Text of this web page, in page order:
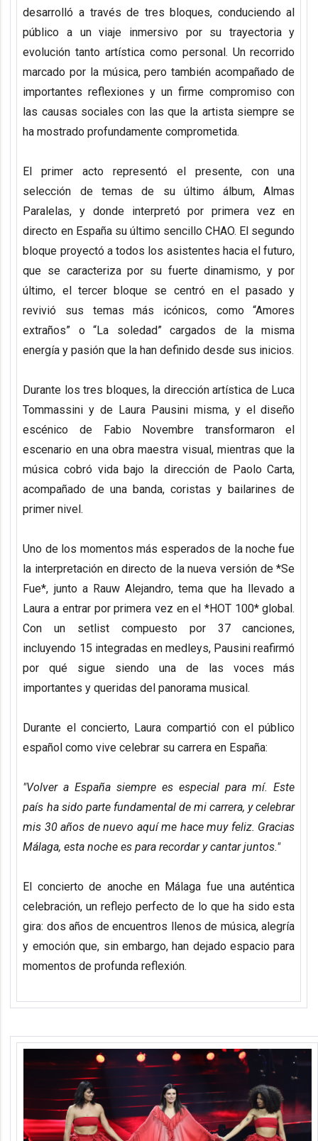
desarrolló a través de tres bloques, conduciendo al
público a un viaje inmersivo por su trayectoria y
evolución tanto artística como personal. Un recorrido
marcado por la música, pero también acompañado de
importantes reflexiones y un firme compromiso con
las causas sociales con las que la artista siempre se
ha mostrado profundamente comprometida.
El primer acto representó el presente, con una
selección de temas de su último álbum, Almas
Paralelas, y donde interpretó por primera vez en
directo en España su último sencillo CHAO. El segundo
bloque proyectó a todos los asistentes hacia el futuro,
que se caracteriza por su fuerte dinamismo, y por
último, el tercer bloque se centró en el pasado y
revivió sus temas más icónicos, como “Amores
extraños” o “La soledad” cargados de la misma
energía y pasión que la han definido desde sus inicios.
Durante los tres bloques, la dirección artística de Luca
Tommassini y de Laura Pausini misma, y el diseño
escénico de Fabio Novembre transformaron el
escenario en una obra maestra visual, mientras que la
música cobró vida bajo la dirección de Paolo Carta,
acompañado de una banda, coristas y bailarines de
primer nivel.
Uno de los momentos más esperados de la noche fue
la interpretación en directo de la nueva versión de *Se
Fue*, junto a Rauw Alejandro, tema que ha llevado a
Laura a entrar por primera vez en el *HOT 100* global.
Con un setlist compuesto por 37 canciones,
incluyendo 15 integradas en medleys, Pausini reafirmó
por qué sigue siendo una de las voces más
importantes y queridas del panorama musical.
Durante el concierto, Laura compartió con el público
español como vive celebrar su carrera en España:
"Volver a España siempre es especial para mí. Este
país ha sido parte fundamental de mi carrera, y celebrar
mis 30 años de nuevo aquí me hace muy feliz. Gracias
Málaga, esta noche es para recordar y cantar juntos."
El concierto de anoche en Málaga fue una auténtica
celebración, un reflejo perfecto de lo que ha sido esta
gira: dos años de encuentros llenos de música, alegría
y emoción que, sin embargo, han dejado espacio para
momentos de profunda reflexión.